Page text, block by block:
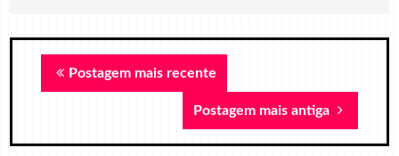
Postagem mais recente
Postagem mais antiga